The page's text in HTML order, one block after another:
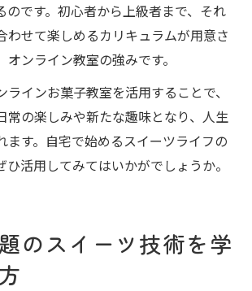
のです。初心者から上級者まで、それ
わせて楽しめるカリキュラムが用意さ
ンライン教室の強みです。
ラインお菓子教室を活用することで、
常の楽しみや新たな趣味となり、人生
ます。自宅で始めるスイーツライフの
活用してみてはいかがでしょうか。
のスイーツ技術を学